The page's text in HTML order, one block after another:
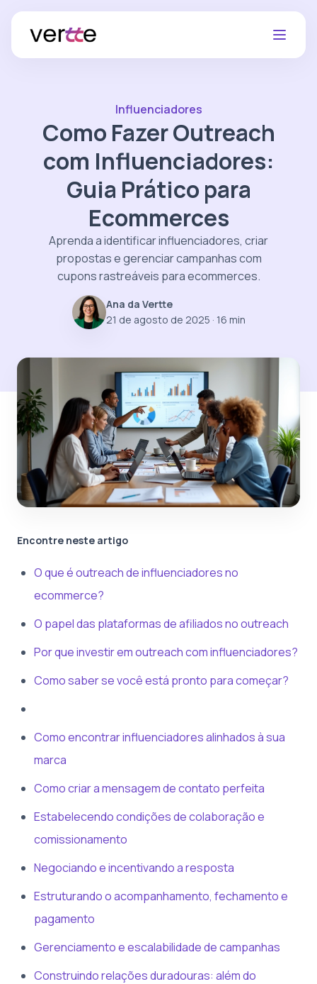
Influenciadores
Como Fazer Outreach
com Influenciadores:
Guia Prático para
Ecommerces
Aprenda a identificar influenciadores, criar
propostas e gerenciar campanhas com
cupons rastreáveis para ecommerces.
Ana da Vertte
21 de agosto de 2025 · 16 min
Encontre neste artigo
O que é outreach de influenciadores no
ecommerce?
O papel das plataformas de afiliados no outreach
Por que investir em outreach com influenciadores?
Como saber se você está pronto para começar?
Como encontrar influenciadores alinhados à sua
marca
Como criar a mensagem de contato perfeita
Estabelecendo condições de colaboração e
comissionamento
Negociando e incentivando a resposta
Estruturando o acompanhamento, fechamento e
pagamento
Gerenciamento e escalabilidade de campanhas
Construindo relações duradouras: além do